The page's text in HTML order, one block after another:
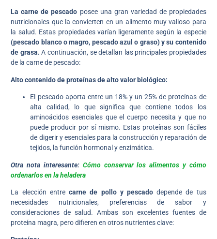
La carne de pescado posee una gran variedad de propiedades
nutricionales que la convierten en un alimento muy valioso para
la salud. Estas propiedades varían ligeramente según la especie
(pescado blanco o magro, pescado azul o graso) y su contenido
de grasa. A continuación, se detallan las principales propiedades
de la carne de pescado:
Alto contenido de proteínas de alto valor biológico:
El pescado aporta entre un 18% y un 25% de proteínas de
alta calidad, lo que significa que contiene todos los
aminoácidos esenciales que el cuerpo necesita y que no
puede producir por sí mismo. Estas proteínas son fáciles
de digerir y esenciales para la construcción y reparación de
tejidos, la función hormonal y enzimática.
Otra nota interesante: Cómo conservar los alimentos y cómo
ordenarlos en la heladera
La elección entrecarne de pollo y pescadodepende de tus
necesidades nutricionales, preferencias de sabor y
consideraciones de salud. Ambas son excelentes fuentes de
proteína magra, pero difieren en otros nutrientes clave: